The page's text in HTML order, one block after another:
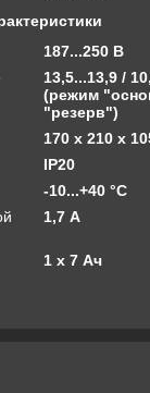
187...250 В
13,5...13,9 /
(режим
"резерв")
170 х 210 х
IP20
-10...+40 °С
1,7 А
1 х 7 Ач